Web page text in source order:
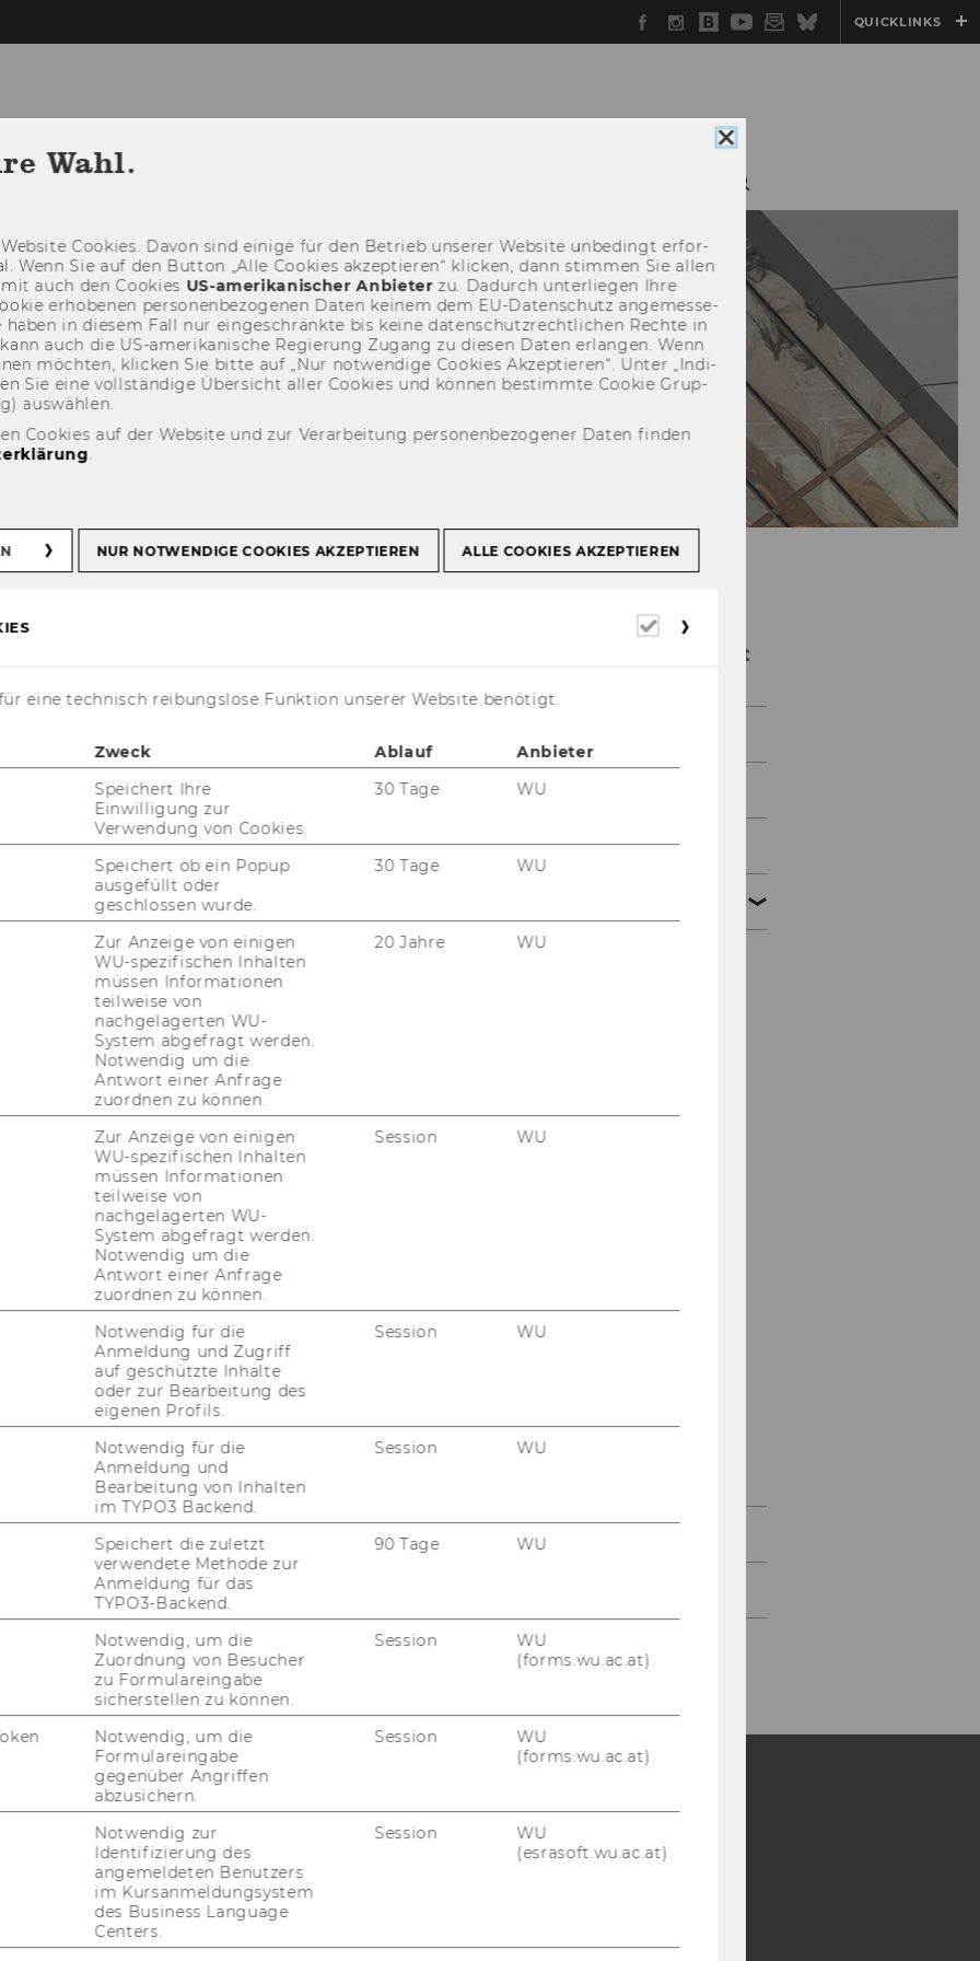
Facebook
Instagram
WU
Blog
YouTube
Newsletter
BlueskyQUICKLINKS
Verfahren
PI im Mas­ter­stu­di­um. Der vor­aus­ge­
(= 225 Stun­den).
die Grund­la­gen des Zi­vil­pro­zess­rechts
im Syl­la­bus für den je­wei­li­gen Track
Zivilverfahrensrecht
Institut
Bachelor
Familienrecht
Lecture Casts
NewsletterBluesky ACCREDITED BY:
AMBA
Cookie
schließen
Wahl.
Coo­kies. Davon sind ei­ni­ge für den Be­trieb un­se­rer Web­site un­be­dingt er­for­
Wenn Sie auf den But­ton „Alle Coo­kies ak­zep­tie­ren“ kli­cken, dann stim­men Sie allen
auch den Coo­kies US-​amerikanischer An­bie­terzu. Da­durch un­ter­lie­gen Ihre
er­ho­be­nen per­so­nen­be­zo­ge­nen Daten kei­nem dem EU-​Datenschutz an­ge­mes­se­
haben in die­sem Fall nur ein­ge­schränk­te bis keine da­ten­schutz­recht­li­chen Rech­te in
auch die US-​amerikanische Re­gie­rung Zu­gang zu die­sen Daten er­lan­gen. Wenn
möch­ten, kli­cken Sie bitte auf „Nur not­wen­di­ge Coo­kies Ak­zep­tie­ren“. Unter „In­di­
Sie eine voll­stän­di­ge Über­sicht aller Coo­kies und kön­nen be­stimm­te Coo­kie Grup­
aus­wäh­len.
Cookies auf der Website und zur Verarbeitung personenbezogener Daten finden
.
NUR NOTWENDIGE COOKIES AKZEPTIEREN ALLE COOKIES AKZEPTIEREN
Erforderliche
eine technisch reibungslose Funktion unserer Website benötigt.
Zweck Ablauf
Anbieter
Speichert Ihre
Einwilligung zur
Verwendung von Cookies.
30 Tage WU
Speichert ob ein Popup
ausgefüllt oder
geschlossen wurde.
30 Tage WU
Zur Anzeige von einigen
WU-spezifischen Inhalten
müssen Informationen
teilweise von
nachgelagerten WU-
System abgefragt werden.
Notwendig um die
Antwort einer Anfrage
zuordnen zu können.
20 Jahre WU
Zur Anzeige von einigen
WU-spezifischen Inhalten
müssen Informationen
teilweise von
nachgelagerten WU-
System abgefragt werden.
Notwendig um die
Antwort einer Anfrage
zuordnen zu können.
Session WU
Notwendig für die
Anmeldung und Zugriff
auf geschützte Inhalte
oder zur Bearbeitung des
eigenen Profils.
Session WU
Notwendig für die
Anmeldung und
Bearbeitung von Inhalten
im TYPO3 Backend.
Session WU
Speichert die zuletzt
verwendete Methode zur
Anmeldung für das
TYPO3-Backend.
90 Tage WU
Notwendig, um die
Zuordnung von Besucher
zu Formulareingabe
sicherstellen zu können.
Session
WU
(forms.wu.ac.at)
Notwendig, um die
Formulareingabe
gegenüber Angriffen
abzusichern.
Session
WU
(forms.wu.ac.at)
Notwendig zur
Identifizierung des
angemeldeten Benutzers
im Kursanmeldungsystem
des Business Language
Centers.
Session
WU
(esrasoft.wu.ac.at)